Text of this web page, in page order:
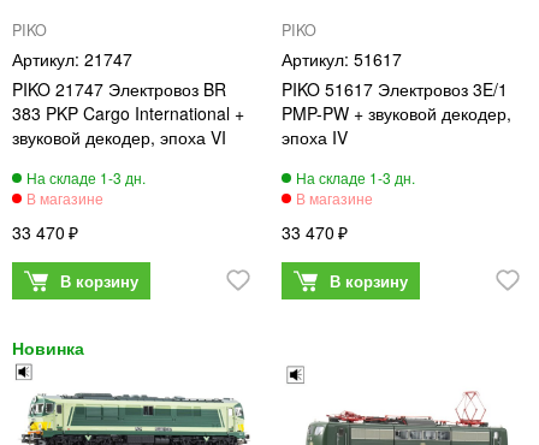
PIKO
21747
PIKO 21747 Электровоз BR
383 PKP Cargo International +
звуковой декодер, эпоха VI
33 470
PIKO
51617
PIKO 51617 Электровоз 3E/1
PMP-PW + звуковой декодер,
эпоха IV
33 470